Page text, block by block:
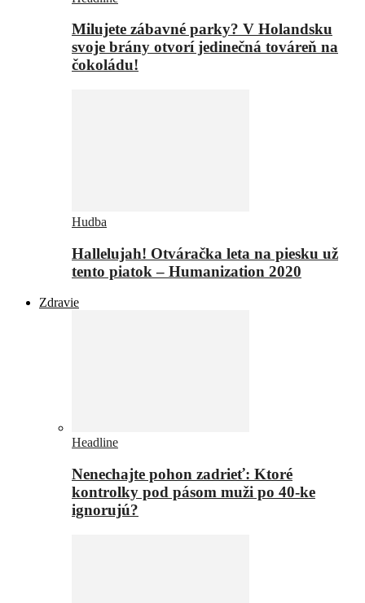
Milujete zábavné parky? V Holandsku
svoje brány otvorí jedinečná továreň na
čokoládu!
Hudba
Hallelujah! Otváračka leta na piesku už
tento piatok – Humanization 2020
Zdravie
Headline
Nenechajte pohon zadrieť: Ktoré
kontrolky pod pásom muži po 40-ke
ignorujú?